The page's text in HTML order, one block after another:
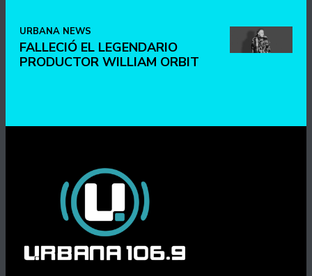
URBANA NEWS
FALLECIÓ EL LEGENDARIO
PRODUCTOR WILLIAM ORBIT